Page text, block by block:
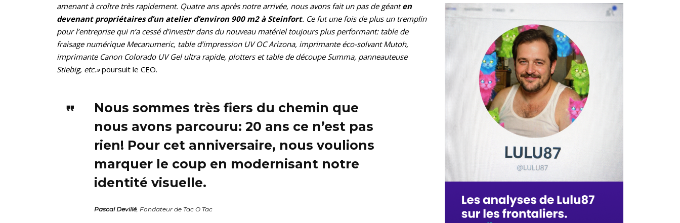
amenant à croître très rapidement. Quatre ans après notre arrivée, nous avons fait un pas de géanten
devenant propriétaires d’un atelier d’environ 900 m2 à Steinfort. Ce fut une fois de plus un tremplin
pour l’entreprise qui n‘a cessé d’investir dans du nouveau matériel toujours plus performant: table de
fraisage numérique Mecanumeric, table d’impression UV OC Arizona, imprimante éco-solvant Mutoh,
imprimante Canon Colorado UV Gel ultra rapide, plotters et table de découpe Summa, panneauteuse
Stiebig, etc.»poursuit le CEO.
Nous sommes très fiers du chemin que
nous avons parcouru: 20 ans ce n’est pas
rien! Pour cet anniversaire, nous voulions
marquer le coup en modernisant notre
identité visuelle.
Pascal Devillé, Fondateur de Tac O Tac